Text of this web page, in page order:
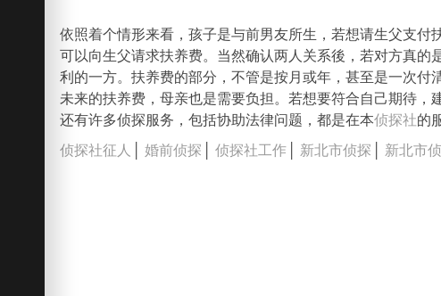
依照着个情形来看，孩子是与前男友所生，若想请生父支
可以向生父请求扶养费。当然确认两人关系後，若对方真
利的一方。扶养费的部分，不管是按月或年，甚至是一次付
未来的扶养费，母亲也是需要负担。若想要符合自己期待，
还有许多侦探服务，包括协助法律问题，都是在本侦探社的
侦探社征人
│婚前侦探 │侦探社工作 新北市侦探 新北市